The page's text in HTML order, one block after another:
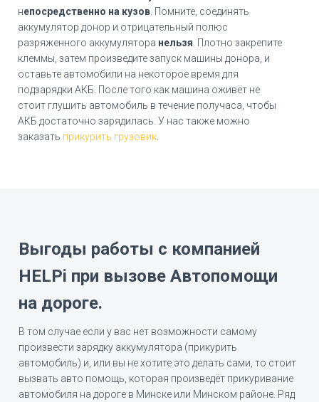
непосредственно на кузов . Помните, соединять
аккумулятор донор и отрицательный полюс
разряженного аккумулятора нельзя . Плотно закрепите
клеммы, затем произведите запуск машины донора, и
оставьте автомобили на некоторое время для
подзарядки АКБ. После того как машина оживёт не
стоит глушить автомобиль в течение получаса, чтобы
АКБ достаточно зарядилась. У нас также можно
заказать прикурить грузовик
Выгоды работы с компанией
HELPi при вызове Автопомощи
на дороге.
В том случае если у вас нет возможности самому
произвести зарядку аккумулятора (прикурить
автомобиль) и, или вы не хотите это делать сами, то стоит
вызвать авто помощь, которая произведёт прикуривание
автомобиля на дороге в Минске или Минском районе. Ряд